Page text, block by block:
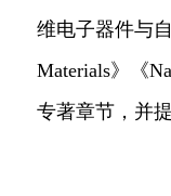
维电子器件与
Materials》《
专著章节，并